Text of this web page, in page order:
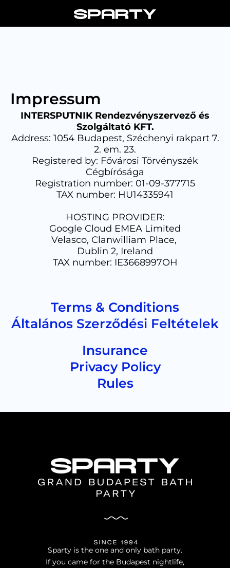
content
Impressum
INTERSPUTNIK Rendezvényszervező és
Szolgáltató KFT.
Address: 1054 Budapest, Széchenyi rakpart 7.
2. em. 23.
Registered by: Fővárosi Törvényszék
Cégbírósága
Registration number: 01-09-377715
TAX number: HU14335941
HOSTING PROVIDER:
Google Cloud EMEA Limited
Velasco, Clanwilliam Place,
Dublin 2, Ireland
TAX number: IE3668997OH
Terms & Conditions
Általános Szerződési Feltételek
Insurance
Privacy Policy
Rules
Sparty is the one and only bath party.
If you came for the Budapest nightlife,